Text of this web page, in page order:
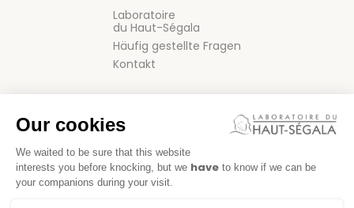
Laboratoire
du Haut-Ségala
Häufig gestellte Fragen
Kontakt
Our cookies
We waited to be sure that this website
interests you before knocking, but we have to know if we can be
your companions during your visit.